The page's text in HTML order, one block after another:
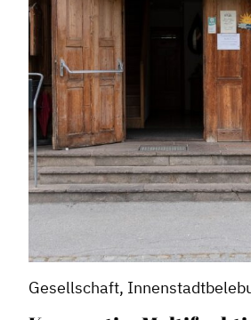
Geschichte des
Vorstand
Mitglieder
Vorteile für Mitglieder
Veranstaltungen
Formate
Stadtmarketing
Handlungsräume
Stadtraumgestaltung
Gesellschaft,